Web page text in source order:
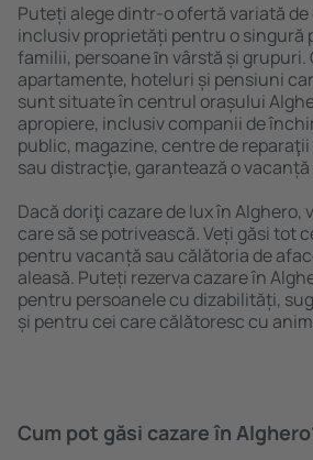
Puteți alege dintr-o ofertă variată de
inclusiv proprietăți pentru o singură
familii, persoane ȋn vârstă și grupuri.
apartamente, hoteluri și pensiuni
sunt situate în centrul orașului
apropiere, inclusiv companii de
public, magazine, centre de
sau distracţie, garantează o
Dacă doriţi cazare de lux în Alghero,
care să se potrivească. Veți găsi tot
pentru vacanță sau călătoria de
aleasă. Puteți rezerva cazare în
pentru persoanele cu dizabilități,
și pentru cei care călătoresc cu
Cum pot găsi cazare în